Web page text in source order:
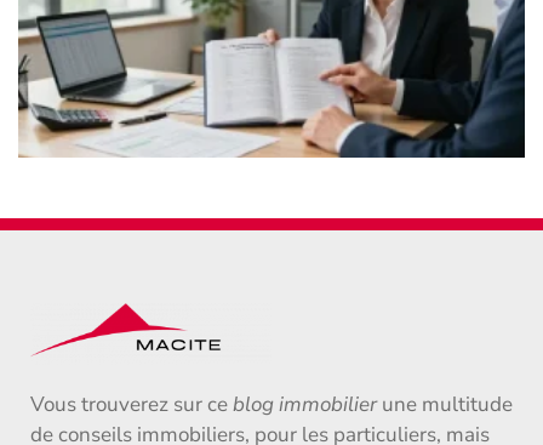
Vous trouverez sur ceblog immobilierune multitude
de conseils immobiliers, pour les particuliers, mais